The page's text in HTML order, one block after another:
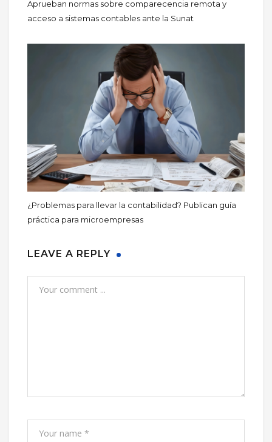
Aprueban normas sobre comparecencia remota y
acceso a sistemas contables ante la Sunat
¿Problemas para llevar la contabilidad? Publican guía
práctica para microempresas
LEAVE A REPLY